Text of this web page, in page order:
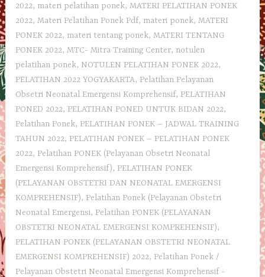
2022, materi pelatihan ponek,MATERI PELATIHAN PONEK
2022,Materi Pelatihan Ponek Pdf, materi ponek,MATERI
PONEK 2022, materi tentang ponek,MATERI TENTANG
PONEK 2022,MTC- Mitra Training Center, notulen
pelatihan ponek, NOTULEN PELATIHAN PONEK 2022,
PELATIHAN 2022 YOGYAKARTA, Pelatihan Pelayanan
Obsetri Neonatal Emergensi Komprehensif, PELATIHAN
PONED 2022, PELATIHAN PONED UNTUK BIDAN 2022,
Pelatihan Ponek, PELATIHAN PONEK – JADWAL TRAINING
TAHUN 2022, PELATIHAN PONEK – PELATIHAN PONEK
2022, Pelatihan PONEK (Pelayanan Obsetri Neonatal
Emergensi Komprehensif), PELATIHAN PONEK
(PELAYANAN OBSTETRI DAN NEONATAL EMERGENSI
KOMPREHENSIF), Pelatihan Ponek (Pelayanan Obstetri
Neonatal Emergensi, Pelatihan PONEK (PELAYANAN
OBSTETRI NEONATAL EMERGENSI KOMPREHENSIF),
PELATIHAN PONEK (PELAYANAN OBSTETRI NEONATAL
EMERGENSI KOMPREHENSIF) 2022, Pelatihan Ponek /
Pelayanan Obstetri Neonatal Emergensi Komprehensif -